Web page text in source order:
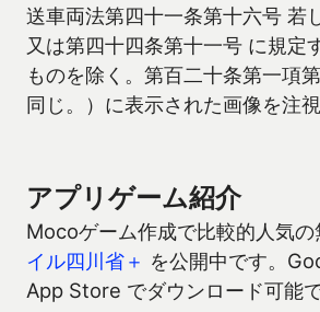
送車両法第四十一条第十六号 若
又は第四十四条第十一号 に規定
ものを除く。第百二十条第一項
同じ。）に表示された画像を注視
アプリゲーム紹介
Mocoゲーム作成で比較的人気の
イル四川省＋ を公開中です。
App Store でダウンロード可能で